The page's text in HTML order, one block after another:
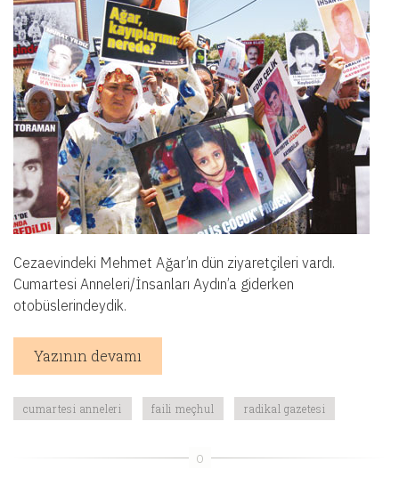
Cezaevindeki Mehmet Ağar’ın dün ziyaretçileri vardı.
Cumartesi Anneleri/İnsanları Aydın’a giderken
otobüslerindeydik.
Yazının devamı
cumartesi anneleri faili meçhul radikal gazetesi